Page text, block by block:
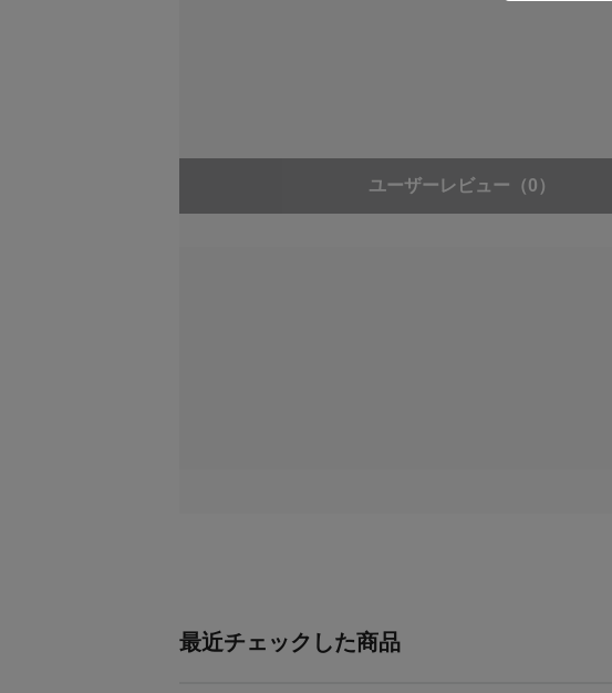
配信・録画仕様
ユーザーレビュー （0）
最近チェックした商品